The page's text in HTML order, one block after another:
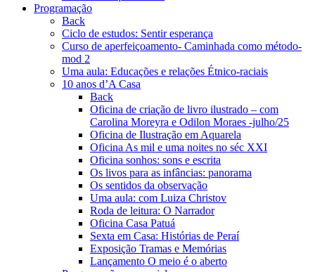
Programação
Back
Ciclo de estudos: Sentir esperança
Curso de aperfeiçoamento- Caminhada como método-
mod 2
Uma aula: Educações e relações Étnico-raciais
10 anos d’A Casa
Back
Oficina de criação de livro ilustrado – com
Carolina Moreyra e Odilon Moraes -julho/25
Oficina de Ilustração em Aquarela
Oficina As mil e uma noites no séc XXI
Oficina sonhos: sons e escrita
Os livos para as infâncias: panorama
Os sentidos da observação
Uma aula: com Luiza Christov
Roda de leitura: O Narrador
Oficina Casa Patuá
Sexta em Casa: Histórias de Peraí
Exposição Tramas e Memórias
Lançamento O meio é o aberto